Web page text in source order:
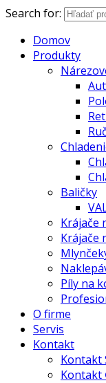
Search for:
Domov
Produkty
Baličky
Krájače
Krájače
Píly na
O firme
Servis
Kontakt
Kontakt
Kontakt